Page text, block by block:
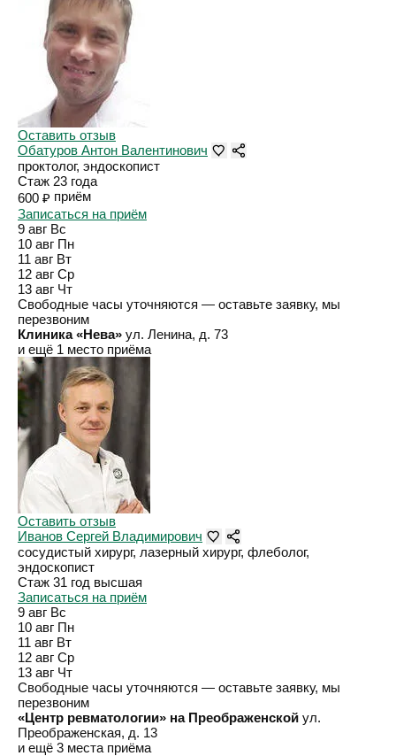
Оставить отзыв
Обатуров Антон Валентинович
проктолог, эндоскопист
Стаж 23 года
600 ₽ приём
Записаться на приём
9 авг Вс
10 авг Пн
11 авг Вт
12 авг Ср
13 авг Чт
Свободные часы уточняются — оставьте заявку, мы
перезвоним
Клиника «Нева» ул. Ленина, д. 73
и ещё 1 место приёма
Оставить отзыв
Иванов Сергей Владимирович
сосудистый хирург, лазерный хирург, флеболог,
эндоскопист
Стаж 31 год высшая
Записаться на приём
9 авг Вс
10 авг Пн
11 авг Вт
12 авг Ср
13 авг Чт
Свободные часы уточняются — оставьте заявку, мы
перезвоним
«Центр ревматологии» на Преображенской ул.
Преображенская, д. 13
и ещё 3 места приёма